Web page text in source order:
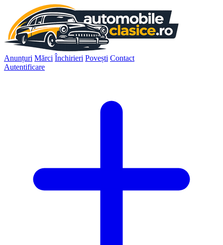
Anunțuri Mărci Închirieri Povești Contact
Autentificare